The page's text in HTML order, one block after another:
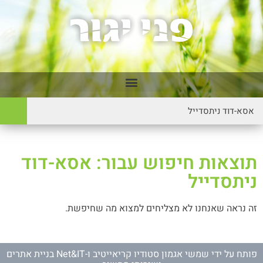
תוצאות חיפוש עבור: אסא-דוד
ניתסדייל
זה נראה שאנחנו לא מצליחים למצוא מה שחיפשת.
פותח על ידי שמשי אגמון סטודיו קריאייטיב ו- Net&IT בניית אתרים